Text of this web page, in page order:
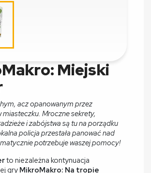
Miejski
acz opanowanym przez
Mroczne sekrety,
i zabójstwa są tu na porządku
policja przestała panować nad
potrzebuje waszej pomocy!
to niezależna kontynuacja
gryMikroMakro: Na tropie